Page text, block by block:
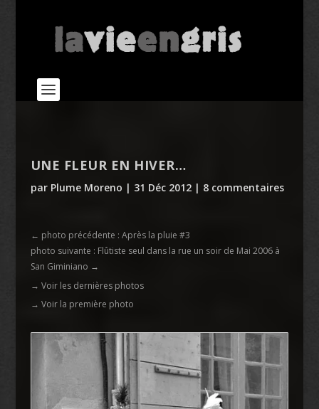
UNE FLEUR EN HIVER…
par Plume Moreno | 31 Déc 2012| 8 commentaires
← photo précédente : Après la pluie #3
photo suivante : Flûtiste seul dans la rue un soir de Mai 2006 à
San Giminiano →
→ Voir les dernières photos
→ Voir la première photo